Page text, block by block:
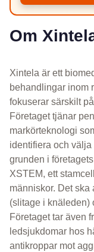
Om
Xintela är ett
behandlingar inom
fokuserar särskilt
Företaget tjänar
markörteknologi
identifiera och
grunden i
XSTEM, ett
människor. Det ska
(slitage i knäleden)
Företaget tar även
ledsjukdomar hos
antikroppar mot